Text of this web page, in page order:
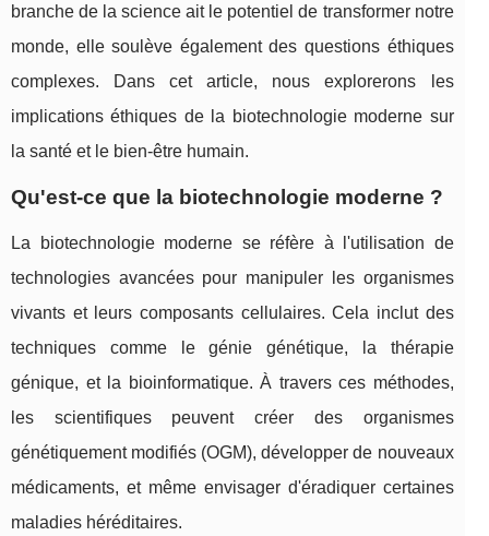
branche de la science ait le potentiel de transformer notre
monde, elle soulève également des questions éthiques
complexes. Dans cet article, nous explorerons les
implications éthiques de la biotechnologie moderne sur
la santé et le bien-être humain.
Qu'est-ce que la biotechnologie moderne ?
La biotechnologie moderne se réfère à l'utilisation de
technologies avancées pour manipuler les organismes
vivants et leurs composants cellulaires. Cela inclut des
techniques comme le génie génétique, la thérapie
génique, et la bioinformatique. À travers ces méthodes,
les scientifiques peuvent créer des organismes
génétiquement modifiés (OGM), développer de nouveaux
médicaments, et même envisager d'éradiquer certaines
maladies héréditaires.